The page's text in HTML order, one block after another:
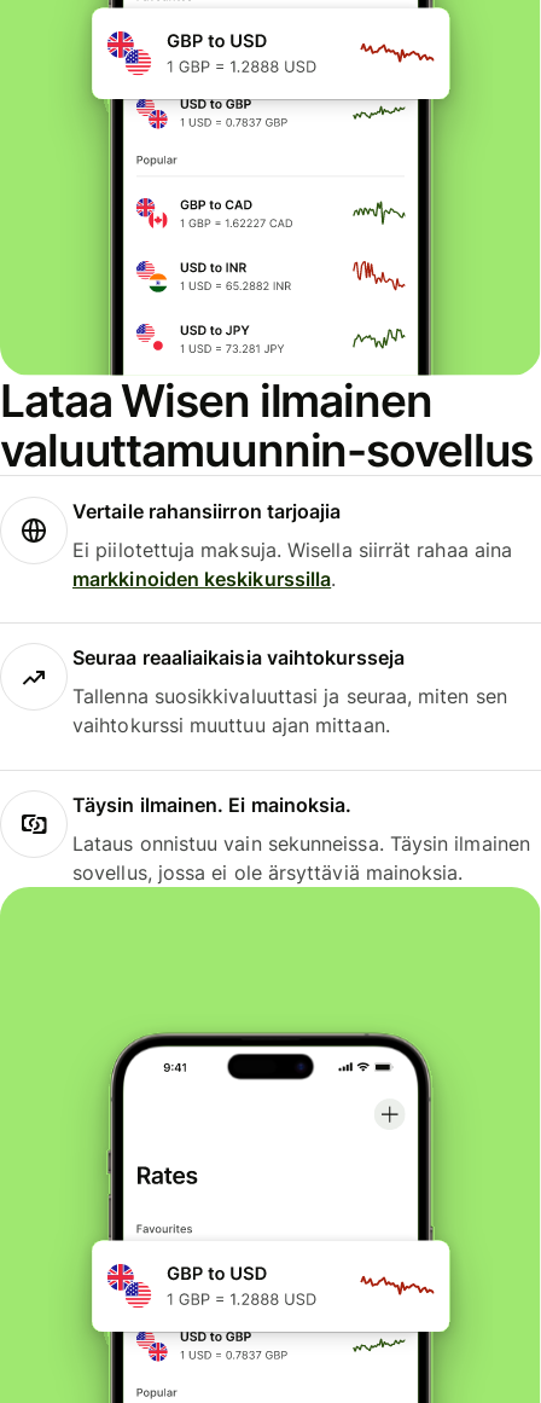
Lataa Wisen ilmainen
valuuttamuunnin-sovellus
Vertaile rahansiirron tarjoajia
Ei piilotettuja maksuja. Wisella siirrät rahaa aina
markkinoiden keskikurssilla.
Seuraa reaaliaikaisia vaihtokursseja
Tallenna suosikkivaluuttasi ja seuraa, miten sen
vaihtokurssi muuttuu ajan mittaan.
Täysin ilmainen. Ei mainoksia.
Lataus onnistuu vain sekunneissa. Täysin ilmainen
sovellus, jossa ei ole ärsyttäviä mainoksia.